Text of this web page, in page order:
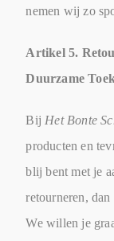
nemen wij zo
Artikel 5.
Duurzame
Bij Het Bonte
producten en
blij bent met je
retourneren,
We willen je